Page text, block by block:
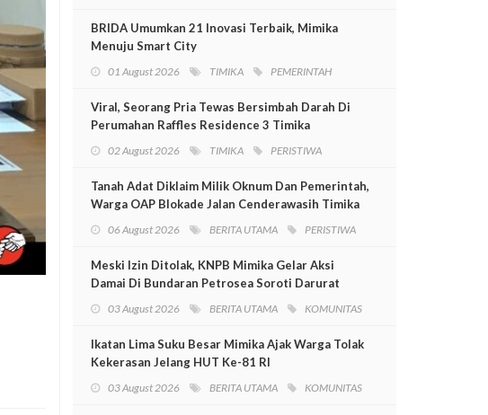
BRIDA Umumkan 21 Inovasi Terbaik, Mimika
Menuju Smart City
01 August 2026 TIMIKA PEMERINTAH
Viral, Seorang Pria Tewas Bersimbah Darah Di
Perumahan Raffles Residence 3 Timika
02 August 2026 TIMIKA PERISTIWA
Tanah Adat Diklaim Milik Oknum Dan Pemerintah,
Warga OAP Blokade Jalan Cenderawasih Timika
06 August 2026 BERITA UTAMA PERISTIWA
Meski Izin Ditolak, KNPB Mimika Gelar Aksi
Damai Di Bundaran Petrosea Soroti Darurat
03 August 2026 BERITA UTAMA KOMUNITAS
Ikatan Lima Suku Besar Mimika Ajak Warga Tolak
Kekerasan Jelang HUT Ke-81 RI
03 August 2026 BERITA UTAMA KOMUNITAS